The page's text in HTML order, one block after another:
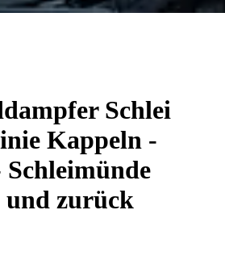
Schlei
Kappeln -
und zurück